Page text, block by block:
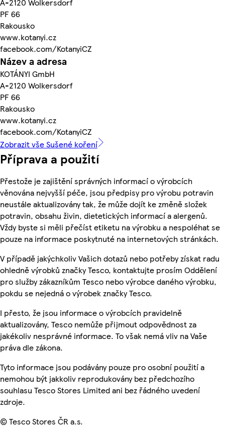
PF 66
Rakousko
www.kotanyi.cz
facebook.com/KotanyiCZ
Název a adresa
KOTÁNYI GmbH
A-2120 Wolkersdorf
PF 66
Rakousko
www.kotanyi.cz
facebook.com/KotanyiCZ
Zobrazit vše Sušené koření
Příprava a použití
Přestože je zajištění správných informací o výrobcích
věnována nejvyšší péče, jsou předpisy pro výrobu potravin
neustále aktualizovány tak, že může dojít ke změně složek
potravin, obsahu živin, dietetických informací a alergenů.
Vždy byste si měli přečíst etiketu na výrobku a nespoléhat se
pouze na informace poskytnuté na internetových stránkách.
V případě jakýchkoliv Vašich dotazů nebo potřeby získat radu
ohledně výrobků značky Tesco, kontaktujte prosím Oddělení
pro služby zákazníkům Tesco nebo výrobce daného výrobku,
pokdu se nejedná o výrobek značky Tesco.
I přesto, že jsou informace o výrobcích pravidelně
aktualizovány, Tesco nemůže přijmout odpovědnost za
jakékoliv nesprávné informace. To však nemá vliv na Vaše
práva dle zákona.
Tyto informace jsou podávány pouze pro osobní použití a
nemohou být jakkoliv reprodukovány bez předchozího
souhlasu Tesco Stores Limited ani bez řádného uvedení
zdroje.
© Tesco Stores ČR a.s.